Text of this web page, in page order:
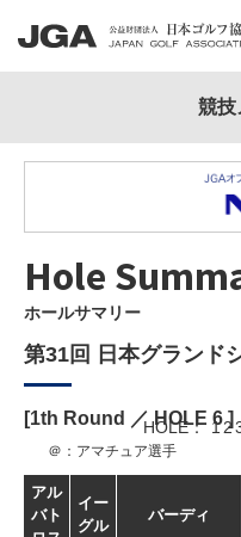
Hole
ホールサマリー
第31回 日本グランド
[1th Round ／ HOLE 6]
HOLE 12
＠：アマチュア選手
アル
バト
イー
グル
バーディ
競技